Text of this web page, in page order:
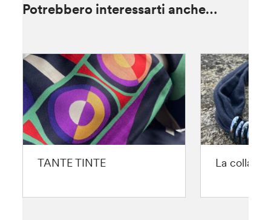
Potrebbero interessarti anche…
TANTE TINTE La collana